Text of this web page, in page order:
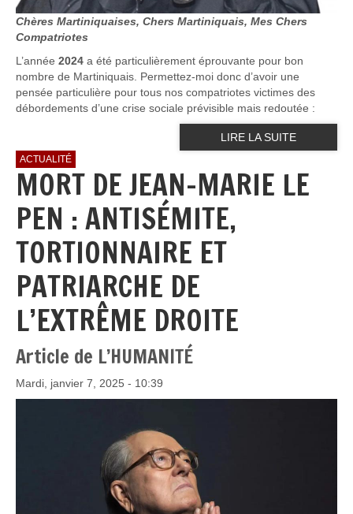
Chères Martiniquaises, Chers Martiniquais, Mes Chers
Compatriotes
L’année 2024 a été particulièrement éprouvante pour bon
nombre de Martiniquais. Permettez-moi donc d’avoir une
pensée particulière pour tous nos compatriotes victimes des
débordements d’une crise sociale prévisible mais redoutée :
LIRE LA SUITE
ACTUALITÉ
MORT DE JEAN-MARIE LE
PEN : ANTISÉMITE,
TORTIONNAIRE ET
PATRIARCHE DE
L’EXTRÊME DROITE
Article de L’HUMANITÉ
Mardi, janvier 7, 2025 - 10:39